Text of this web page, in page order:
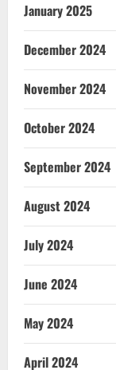
January 2025
December 2024
November 2024
October 2024
September 2024
August 2024
July 2024
June 2024
May 2024
April 2024